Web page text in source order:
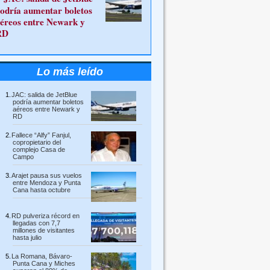
aumentar boletos
entre Newark y
Lo más leído
JAC: salida de JetBlue
podría aumentar boletos
aéreos entre Newark y
RD
Fallece “Alfy” Fanjul,
copropietario del
complejo Casa de
Campo
Arajet pausa sus vuelos
entre Mendoza y Punta
Cana hasta octubre
RD pulveriza récord en
llegadas con 7,7
millones de visitantes
hasta julio
La Romana, Bávaro-
Punta Cana y Miches